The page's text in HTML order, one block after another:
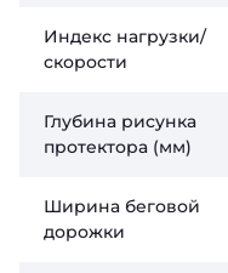
Индекс нагрузки/
скорости
Глубина рисунка
протектора (мм)
Ширина беговой
дорожки